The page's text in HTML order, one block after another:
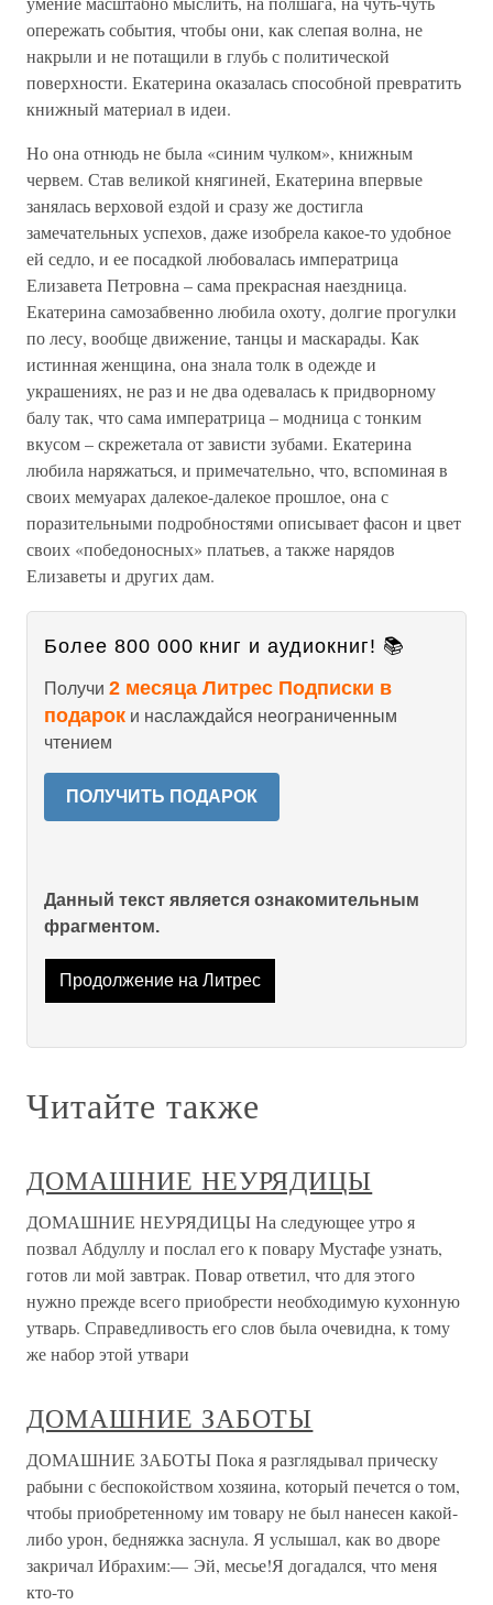
опережать события, чтобы они, как слепая волна, не
накрыли и не потащили в глубь с политической
поверхности. Екатерина оказалась способной превратить
книжный материал в идеи.
Но она отнюдь не была «синим чулком», книжным
червем. Став великой княгиней, Екатерина впервые
занялась верховой ездой и сразу же достигла
замечательных успехов, даже изобрела какое-то удобное
ей седло, и ее посадкой любовалась императрица
Елизавета Петровна – сама прекрасная наездница.
Екатерина самозабвенно любила охоту, долгие прогулки
по лесу, вообще движение, танцы и маскарады. Как
истинная женщина, она знала толк в одежде и
украшениях, не раз и не два одевалась к придворному
балу так, что сама императрица – модница с тонким
вкусом – скрежетала от зависти зубами. Екатерина
любила наряжаться, и примечательно, что, вспоминая в
своих мемуарах далекое-далекое прошлое, она с
поразительными подробностями описывает фасон и цвет
своих «победоносных» платьев, а также нарядов
Елизаветы и других дам.
Более 800 000 книг и аудиокниг! 📚
Получи 2 месяца Литрес Подписки в
подарок и наслаждайся неограниченным
чтением
ПОЛУЧИТЬ ПОДАРОК
Данный текст является ознакомительным
фрагментом.
Продолжение на Литрес
Читайте также
ДОМАШНИЕ НЕУРЯДИЦЫ
ДОМАШНИЕ НЕУРЯДИЦЫ На следующее утро я
позвал Абдуллу и послал его к повару Мустафе узнать,
готов ли мой завтрак. Повар ответил, что для этого
нужно прежде всего приобрести необходимую кухонную
утварь. Справедливость его слов была очевидна, к тому
же набор этой утвари
ДОМАШНИЕ ЗАБОТЫ
ДОМАШНИЕ ЗАБОТЫ Пока я разглядывал прическу
рабыни с беспокойством хозяина, который печется о том,
чтобы приобретенному им товару не был нанесен какой-
либо урон, бедняжка заснула. Я услышал, как во дворе
закричал Ибрахим:— Эй, месье!Я догадался, что меня
кто-то